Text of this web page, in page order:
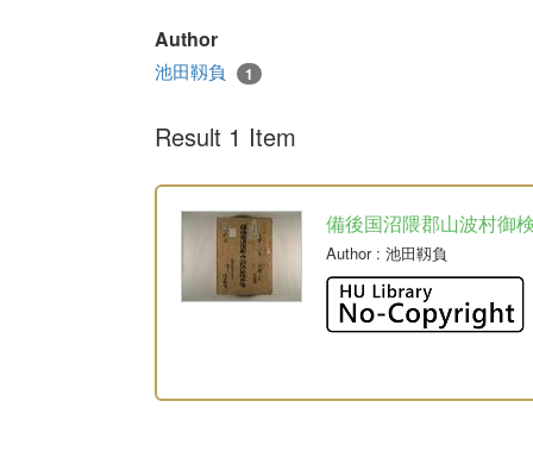
Author
池田靱負 1
Result 1 Item
備後国沼隈郡山波村御
Author: 池田靱負